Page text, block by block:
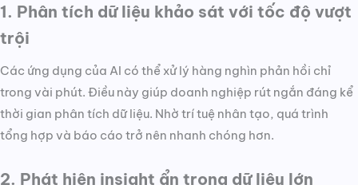
1. Phân tích dữ liệu khảo sát với tốc độ vượt
trội
Các ứng dụng của AI có thể xử lý hàng nghìn phản hồi chỉ
trong vài phút. Điều này giúp doanh nghiệp rút ngắn đáng kể
thời gian phân tích dữ liệu. Nhờ trí tuệ nhân tạo, quá trình
tổng hợp và báo cáo trở nên nhanh chóng hơn.
2. Phát hiện insight ẩn trong dữ liệu lớn